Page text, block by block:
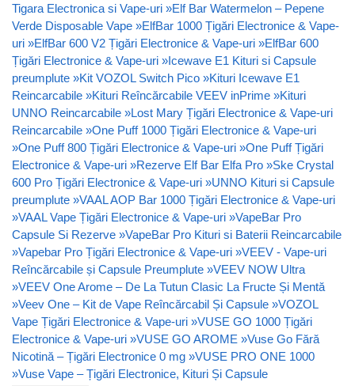
Tigara Electronica si Vape-uri »Elf Bar Watermelon – Pepene
Verde Disposable Vape »ElfBar 1000 Țigări Electronice & Vape-
uri »ElfBar 600 V2 Țigări Electronice & Vape-uri »ElfBar 600
Țigări Electronice & Vape-uri »Icewave E1 Kituri si Capsule
preumplute »Kit VOZOL Switch Pico »Kituri Icewave E1
Reincarcabile »Kituri Reîncărcabile VEEV inPrime »Kituri
UNNO Reincarcabile »Lost Mary Țigări Electronice & Vape-uri
Reincarcabile »One Puff 1000 Țigări Electronice & Vape-uri
»One Puff 800 Țigări Electronice & Vape-uri »One Puff Țigări
Electronice & Vape-uri »Rezerve Elf Bar Elfa Pro »Ske Crystal
600 Pro Țigări Electronice & Vape-uri »UNNO Kituri si Capsule
preumplute »VAAL AOP Bar 1000 Țigări Electronice & Vape-uri
»VAAL Vape Țigări Electronice & Vape-uri »VapeBar Pro
Capsule Si Rezerve »VapeBar Pro Kituri si Baterii Reincarcabile
»Vapebar Pro Țigări Electronice & Vape-uri »VEEV - Vape-uri
Reîncărcabile și Capsule Preumplute »VEEV NOW Ultra
»VEEV One Arome – De La Tutun Clasic La Fructe Și Mentă
»Veev One – Kit de Vape Reîncărcabil Și Capsule »VOZOL
Vape Țigări Electronice & Vape-uri »VUSE GO 1000 Țigări
Electronice & Vape-uri »VUSE GO AROME »Vuse Go Fără
Nicotină – Țigări Electronice 0 mg »VUSE PRO ONE 1000
»Vuse Vape – Țigări Electronice, Kituri Și Capsule